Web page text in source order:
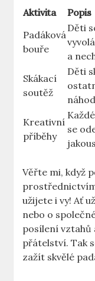
Aktivita
Popis
Padáková
bouře
Děti
a
Skákací
soutěž
Děti
Kreativní
příběhy
se
Věřte mi, když
užijete i vy! Ať
nebo o
posílení vztahů
přátelství. Tak
zažít skvělé